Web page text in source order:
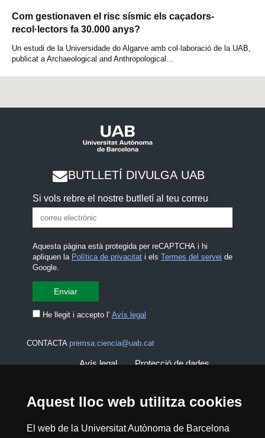
Aquest lloc web utilitza cookies
El web de la Universitat Autònoma de Barcelona
Com gestionaven el risc sísmic els caçadors-
recol·lectors fa 30.000 anys?
Un estudi de la Universidade do Algarve amb col·laboració de la UAB,
publicat a Archaeological and Anthropological...
BUTLLETÍ DIVULGA UAB
Si vols rebre el nostre butlletí al teu correu
Aquesta pàgina està protegida per reCAPTCHA i hi
apliquen la Política de privacitati els Termes del servei de
Google.
He llegit i accepto l' Avís legal
CONTACTA premsa.ciencia@uab.cat
Avís legal Protecció de dades
Mapa del web UAB